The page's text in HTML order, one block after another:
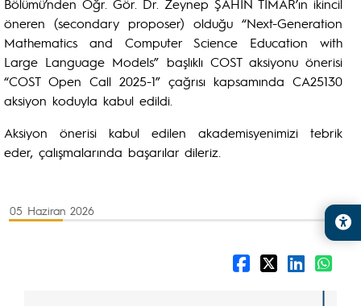
Bölümü’nden Öğr. Gör. Dr. Zeynep ŞAHİN TİMAR’ın ikincil
öneren (secondary proposer) olduğu “Next-Generation
Mathematics and Computer Science Education with
Large Language Models” başlıklı COST aksiyonu önerisi
“COST Open Call 2025-1” çağrısı kapsamında CA25130
aksiyon koduyla kabul edildi.
Aksiyon önerisi kabul edilen akademisyenimizi tebrik
eder, çalışmalarında başarılar dileriz.
05 Haziran 2026